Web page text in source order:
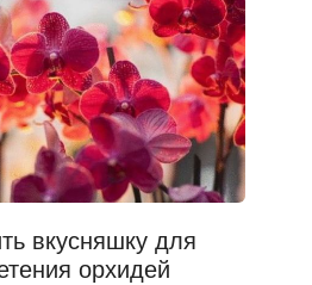
вкусняшку для
орхидей